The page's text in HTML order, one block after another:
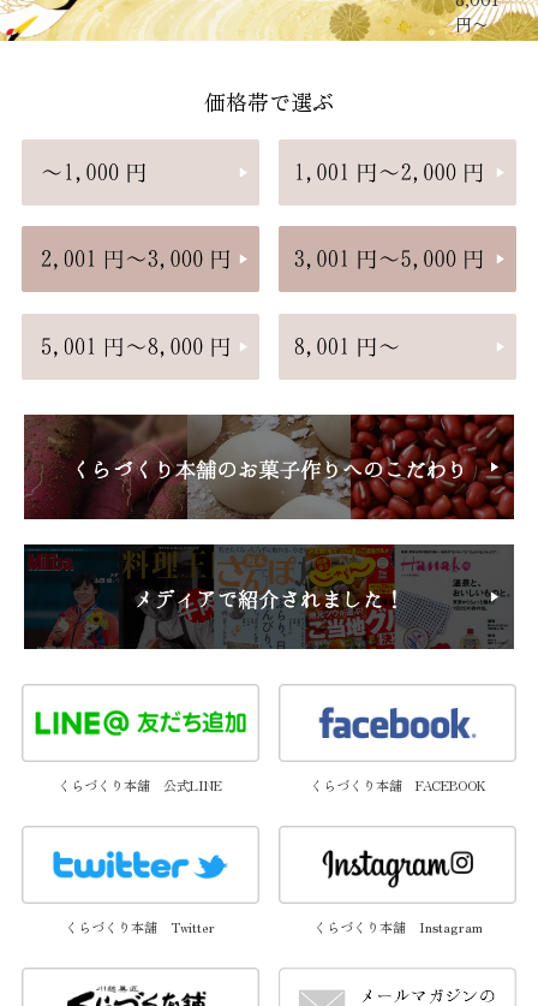
円〜
価格帯で選ぶ
くらづくり本舗 公式LINE くらづくり本舗 FACEBOOK
くらづくり本舗 Twitter くらづくり本舗 Instagram